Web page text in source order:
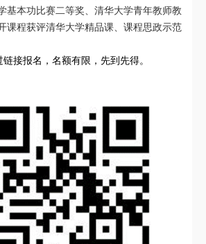
基本功比赛二等奖、清华大学青年教师教
课程获评清华大学精品课、课程思政示范
接报名，名额有限，先到先得。